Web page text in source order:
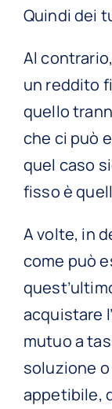
Quindi dei
Al
un reddito
quello
che ci può
quel caso
fisso è
A volte, in
come può
acquistare
mutuo a
soluzione
appetibile,